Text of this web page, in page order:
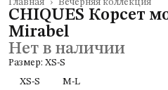
Вечерняя коллекция
Главная ›
CHIQUES Корсет
Mirabel
Нет в наличии
Размер: XS-S
XS-S
M-L